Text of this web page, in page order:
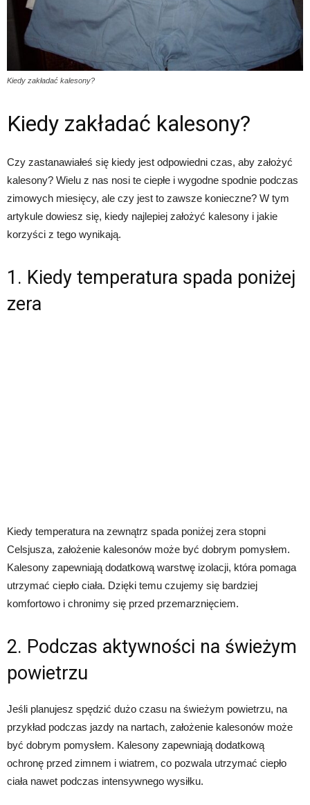
Kiedy zakładać kalesony?
Kiedy zakładać kalesony?
Czy zastanawiałeś się kiedy jest odpowiedni czas, aby założyć
kalesony? Wielu z nas nosi te ciepłe i wygodne spodnie podczas
zimowych miesięcy, ale czy jest to zawsze konieczne? W tym
artykule dowiesz się, kiedy najlepiej założyć kalesony i jakie
korzyści z tego wynikają.
1. Kiedy temperatura spada poniżej
zera
Kiedy temperatura na zewnątrz spada poniżej zera stopni
Celsjusza, założenie kalesonów może być dobrym pomysłem.
Kalesony zapewniają dodatkową warstwę izolacji, która pomaga
utrzymać ciepło ciała. Dzięki temu czujemy się bardziej
komfortowo i chronimy się przed przemarznięciem.
2. Podczas aktywności na świeżym
powietrzu
Jeśli planujesz spędzić dużo czasu na świeżym powietrzu, na
przykład podczas jazdy na nartach, założenie kalesonów może
być dobrym pomysłem. Kalesony zapewniają dodatkową
ochronę przed zimnem i wiatrem, co pozwala utrzymać ciepło
ciała nawet podczas intensywnego wysiłku.